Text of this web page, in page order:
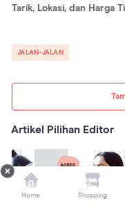
Tarik, Lokasi, dan Harga
JALAN-JALAN
Artikel Pilihan Editor
Home Shopping